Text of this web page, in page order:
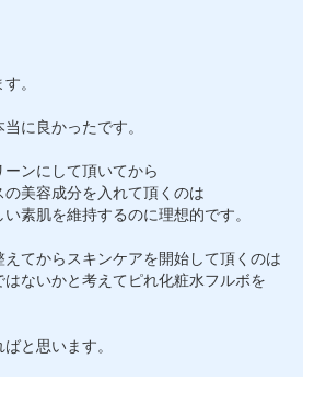
。
に良かったです。
ンにして頂いてから
の美容成分を入れて頂くのは
い素肌を維持するのに理想的です。
えてからスキンケアを開始して頂くのは
はないかと考えてピれ化粧水フルボを
と思います。